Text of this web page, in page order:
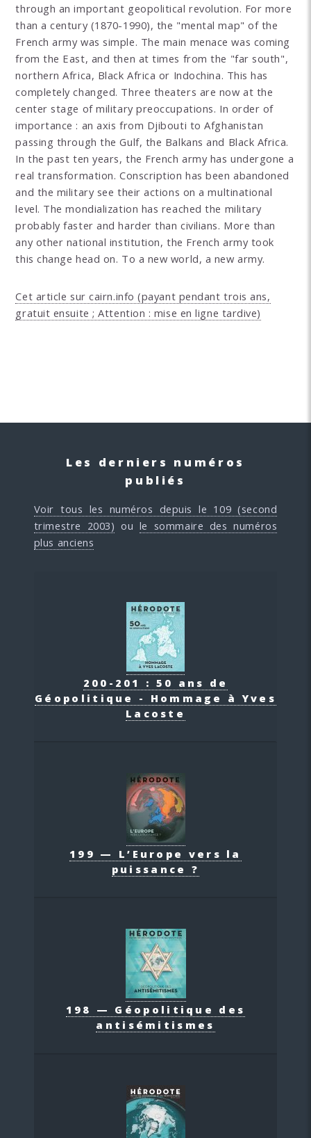
through an important geopolitical revolution. For more
than a century (1870-1990), the "mental map" of the
French army was simple. The main menace was coming
from the East, and then at times from the "far south",
northern Africa, Black Africa or Indochina. This has
completely changed. Three theaters are now at the
center stage of military preoccupations. In order of
importance : an axis from Djibouti to Afghanistan
passing through the Gulf, the Balkans and Black Africa.
In the past ten years, the French army has undergone a
real transformation. Conscription has been abandoned
and the military see their actions on a multinational
level. The mondialization has reached the military
probably faster and harder than civilians. More than
any other national institution, the French army took
this change head on. To a new world, a new army.
Cet article sur cairn.info (payant pendant trois ans,
gratuit ensuite ; Attention : mise en ligne tardive)
Les derniers numéros
publiés
Voir tous les numéros depuis le 109 (second
trimestre 2003) ou le sommaire des numéros
plus anciens
200-201 : 50 ans de
Géopolitique - Hommage à Yves
Lacoste
199 — L’Europe vers la
puissance ?
198 — Géopolitique des
antisémitismes